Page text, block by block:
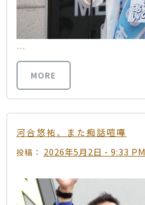
…
MORE
河合悠祐、また痴話喧嘩
投稿： 2026年5月2日 - 9:33 PM